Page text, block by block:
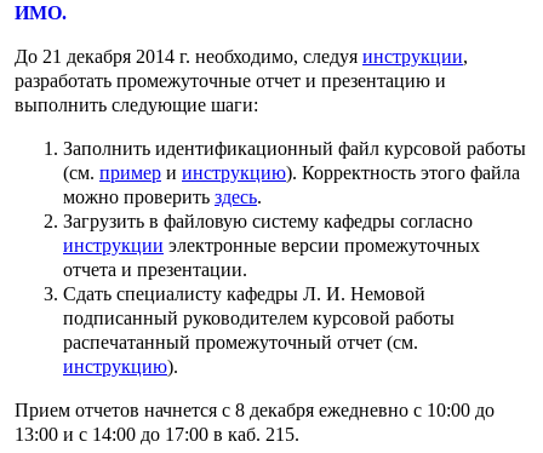
ИМО.
До 21 декабря 2014 г. необходимо, следуя инструкции,
разработать промежуточные отчет и презентацию и
выполнить следующие шаги:
Заполнить идентификационный файл курсовой работы
(см. пример и инструкцию). Корректность этого файла
можно проверить здесь.
Загрузить в файловую систему кафедры согласно
инструкции электронные версии промежуточных
отчета и презентации.
Сдать специалисту кафедры Л. И. Немовой
подписанный руководителем курсовой работы
распечатанный промежуточный отчет (см.
инструкцию).
Прием отчетов начнется с 8 декабря ежедневно с 10:00 до
13:00 и с 14:00 до 17:00 в каб. 215.